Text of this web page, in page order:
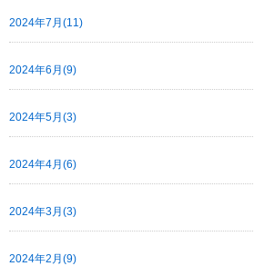
2024年7月(11)
2024年6月(9)
2024年5月(3)
2024年4月(6)
2024年3月(3)
2024年2月(9)